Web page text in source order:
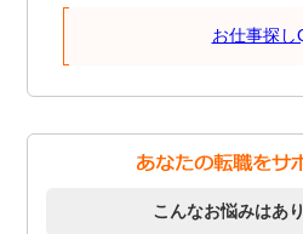
お仕事探し
こんなお悩みはあ